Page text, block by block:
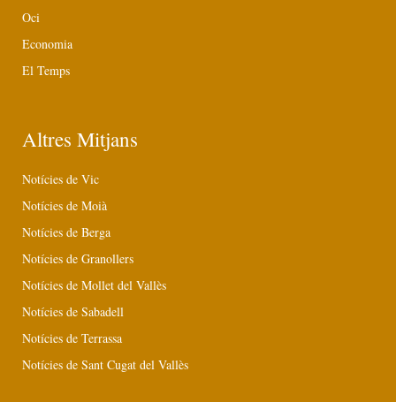
Oci
Economia
El Temps
Altres Mitjans
Notícies de Vic
Notícies de Moià
Notícies de Berga
Notícies de Granollers
Notícies de Mollet del Vallès
Notícies de Sabadell
Notícies de Terrassa
Notícies de Sant Cugat del Vallès